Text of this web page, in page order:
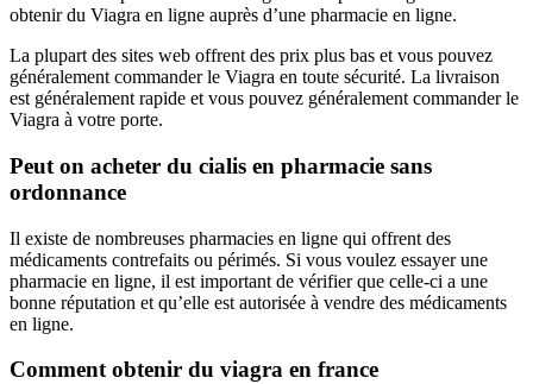
obtenir du Viagra en ligne auprès d’une pharmacie en ligne.
La plupart des sites web offrent des prix plus bas et vous pouvez
généralement commander le Viagra en toute sécurité. La livraison
est généralement rapide et vous pouvez généralement commander le
Viagra à votre porte.
Peut on acheter du cialis en pharmacie sans
ordonnance
Il existe de nombreuses pharmacies en ligne qui offrent des
médicaments contrefaits ou périmés. Si vous voulez essayer une
pharmacie en ligne, il est important de vérifier que celle-ci a une
bonne réputation et qu’elle est autorisée à vendre des médicaments
en ligne.
Comment obtenir du viagra en france